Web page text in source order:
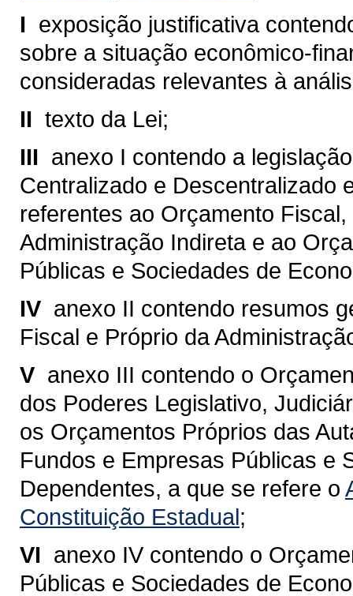
I  exposição justificativa
sobre a situação econômico-
consideradas relevantes à
II  texto da Lei;
III  anexo I contendo a
Centralizado e Descentralizado
referentes ao Orçamento
Administração Indireta e ao
Públicas e Sociedades de
IV  anexo II contendo resumos
Fiscal e Próprio da
V  anexo III contendo o
dos Poderes Legislativo,
os Orçamentos Próprios das
Fundos e Empresas Públicas e
Dependentes, a que se refere o
Constituição Estadual;
VI  anexo IV contendo o
Públicas e Sociedades de